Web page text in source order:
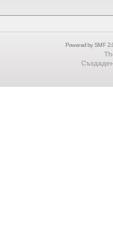
Powered by SMF